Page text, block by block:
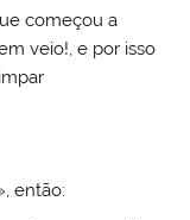
começou a
veio!, e por isso
então: